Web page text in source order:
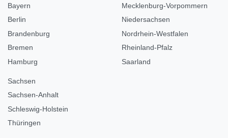
Bayern
Berlin
Brandenburg
Bremen
Hamburg
Mecklenburg-Vorpommern
Niedersachsen
Nordrhein-Westfalen
Rheinland-Pfalz
Saarland
Sachsen
Sachsen-Anhalt
Schleswig-Holstein
Thüringen